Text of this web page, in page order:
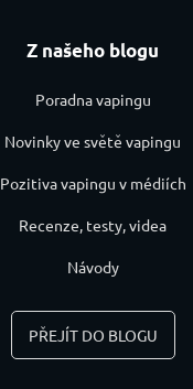
Z našeho blogu
Poradna vapingu
Novinky ve světě vapingu
Pozitiva vapingu v médiích
Recenze, testy, videa
Návody
PŘEJÍT DO BLOGU